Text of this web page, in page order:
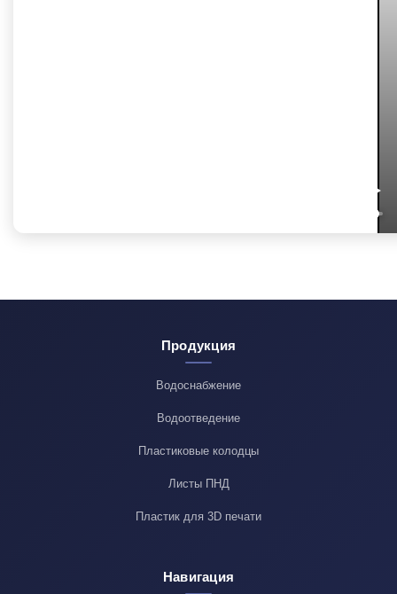
Продукция
Водоснабжение
Водоотведение
Пластиковые колодцы
Листы ПНД
Пластик для 3D печати
Навигация